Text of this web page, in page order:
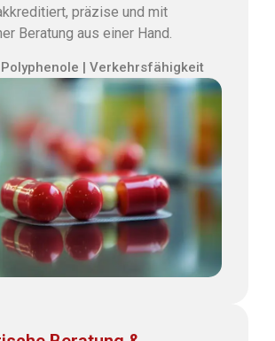
präzise und mit
Beratung aus einer Hand.
Polyphenole | Verkehrsfähigkeit